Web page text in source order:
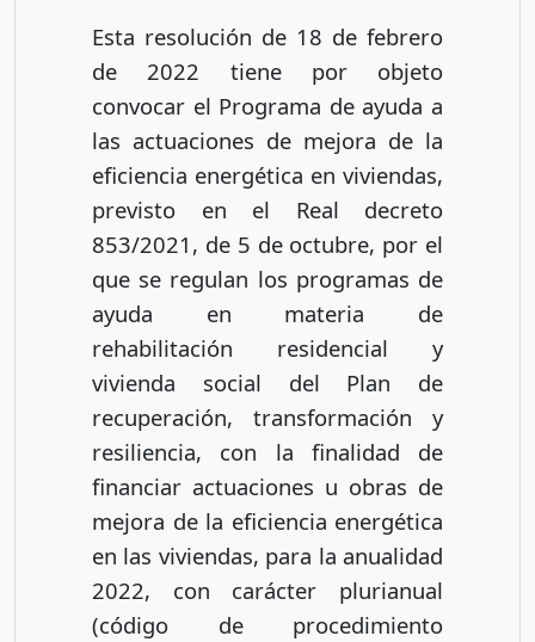
Esta resolución de 18 de febrero
de 2022 tiene por objeto
convocar el Programa de ayuda a
las actuaciones de mejora de la
eficiencia energética en viviendas,
previsto en el Real decreto
853/2021, de 5 de octubre, por el
que se regulan los programas de
ayuda en materia de
rehabilitación residencial y
vivienda social del Plan de
recuperación, transformación y
resiliencia, con la finalidad de
financiar actuaciones u obras de
mejora de la eficiencia energética
en las viviendas, para la anualidad
2022, con carácter plurianual
(código de procedimiento